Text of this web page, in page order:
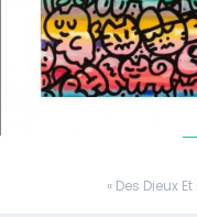
« Des Dieux